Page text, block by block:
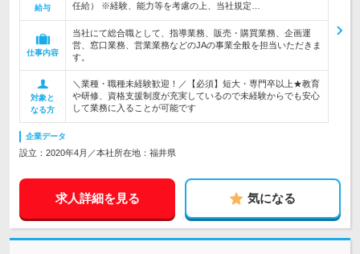
給与
任給） ※経験、能力等を考慮の上、当社規定…
仕事内容
当社にて総合職として、指導業務、販売・購買業務、企画運
営、窓口業務、営業業務などのJAの事業全般を担当いただきま
す。
対象と
なる方
＼業種・職種未経験歓迎！／【必須】短大・専門卒以上★教育
や研修、資格支援制度が充実しているので未経験からでも安心
して業務に入ることが可能です
企業データ
設立：2020年4月／本社所在地：福井県
求人詳細を見る 気になる